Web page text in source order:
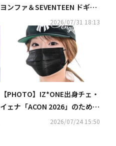
ヨンファ＆SEVENTEEN ドギョ
ム＆チェ・イェナら、新恋愛リ
アリティ「私の残された恋愛」
制作発表会に出席
2026/07/31 18:13
【PHOTO】IZ*ONE出身チェ・
イェナ「ACON 2026」のため台
2026/07/24 15:50